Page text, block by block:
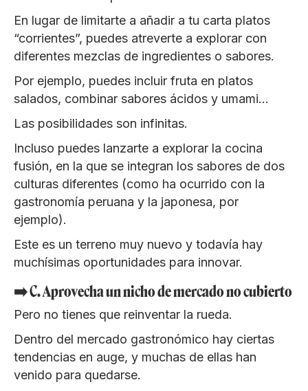
En lugar de limitarte a añadir a tu carta platos
“corrientes”, puedes atreverte a explorar con
diferentes mezclas de ingredientes o sabores.
Por ejemplo, puedes incluir fruta en platos
salados, combinar sabores ácidos y umami…
Las posibilidades son infinitas.
Incluso puedes lanzarte a explorar la cocina
fusión, en la que se integran los sabores de dos
culturas diferentes (como ha ocurrido con la
gastronomía peruana y la japonesa, por
ejemplo).
Este es un terreno muy nuevo y todavía hay
muchísimas oportunidades para innovar.
➡️ C. Aprovecha un nicho de mercado no cubierto
Pero no tienes que reinventar la rueda.
Dentro del mercado gastronómico hay ciertas
tendencias en auge, y muchas de ellas han
venido para quedarse.